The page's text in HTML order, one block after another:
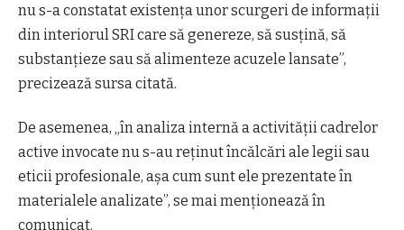
nu s-a constatat existența unor scurgeri de informații
din interiorul SRI care să genereze, să susțină, să
substanțieze sau să alimenteze acuzele lansate”,
precizează sursa citată.
De asemenea, „în analiza internă a activității cadrelor
active invocate nu s-au reținut încălcări ale legii sau
eticii profesionale, așa cum sunt ele prezentate în
materialele analizate”, se mai menționează în
comunicat.